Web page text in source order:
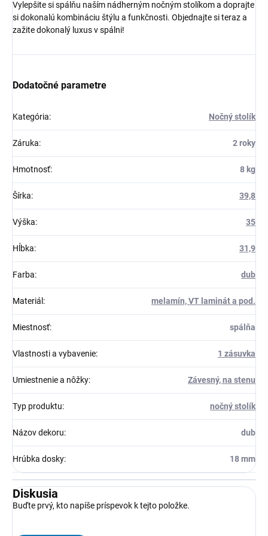
Vylepšite si spálňu naším nádherným nočným stolíkom a doprajte
si dokonalú kombináciu štýlu a funkčnosti. Objednajte si teraz a
zažite dokonalý luxus v spálni!
Dodatočné parametre
Kategória: Nočný stolík
Záruka: 2 roky
Hmotnosť: 8 kg
Šírka: 39,8
Výška: 35
Hĺbka: 31,9
Farba: dub
Materiál : melamín, VT laminát a pod.
Miestnosť: spálňa
Vlastnosti a vybavenie: 1 zásuvka
Umiestnenie a nôžky: Závesný, na stenu
Typ produktu: nočný stolík
Názov dekoru: dub
Hrúbka dosky: 18 mm
Diskusia
Buďte prvý, kto napíše príspevok k tejto položke.